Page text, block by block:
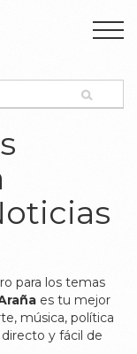
para los temas
es tu mejor
música, política
y fácil de